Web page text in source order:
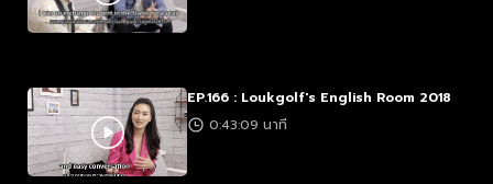
EP.166 : Loukgolf's English Room 2018
0:43:09 นาที